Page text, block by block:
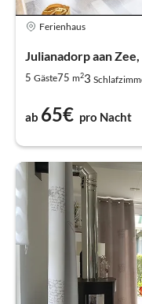
Ferienhaus
Julianadorp aan
5 Gäste75 m23
ab 65€ pro Nacht